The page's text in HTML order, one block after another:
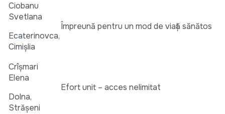
Ciobanu
Svetlana
Ecaterinovca,
Cimișlia
Împreună pentru un mod de viață sănătos
Crîșmari
Elena
Dolna,
Strășeni
Efort unit – acces nelimitat